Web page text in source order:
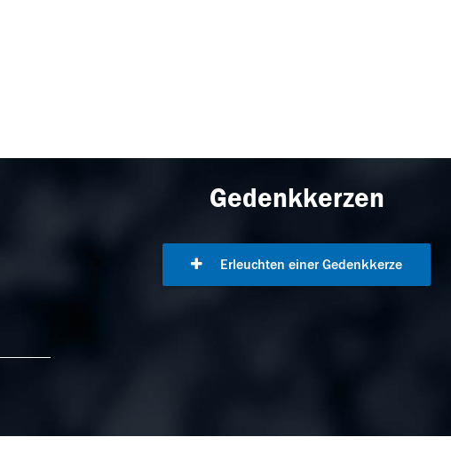
Gedenkkerzen
Erleuchten einer Gedenkkerze